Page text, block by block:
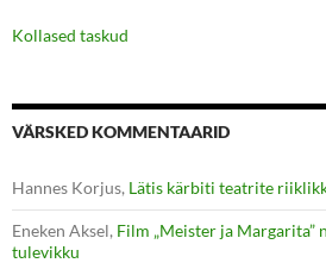
Kollased taskud
VÄRSKED KOMMENTAARID
Hannes Korjus, Lätis kärbiti teatrite
Eneken Aksel, Film „Meister ja Margarita”
tulevikku